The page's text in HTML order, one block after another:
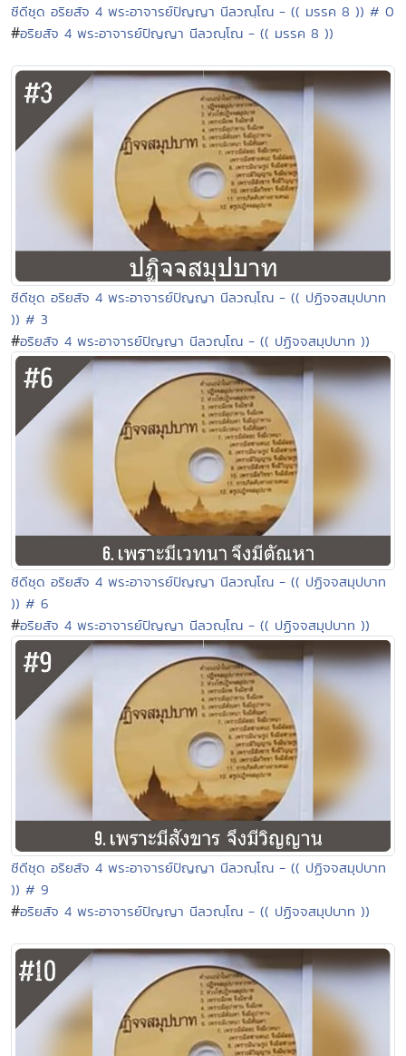
ซีดีชุด อริยสัจ 4 พระอาจารย์ปัญญา นีลวณฺโณ - (( มรรค 8 )) # 0
#อริยสัจ 4 พระอาจารย์ปัญญา นีลวณฺโณ - (( มรรค 8 ))
ซีดีชุด อริยสัจ 4 พระอาจารย์ปัญญา นีลวณฺโณ - (( ปฏิจจสมุปบาท
)) # 3
#อริยสัจ 4 พระอาจารย์ปัญญา นีลวณฺโณ - (( ปฏิจจสมุปบาท ))
ซีดีชุด อริยสัจ 4 พระอาจารย์ปัญญา นีลวณฺโณ - (( ปฏิจจสมุปบาท
)) # 6
#อริยสัจ 4 พระอาจารย์ปัญญา นีลวณฺโณ - (( ปฏิจจสมุปบาท ))
ซีดีชุด อริยสัจ 4 พระอาจารย์ปัญญา นีลวณฺโณ - (( ปฏิจจสมุปบาท
)) # 9
#อริยสัจ 4 พระอาจารย์ปัญญา นีลวณฺโณ - (( ปฏิจจสมุปบาท ))